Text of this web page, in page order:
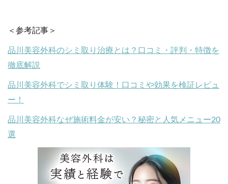
＜参考記事＞
品川美容外科のシミ取り治療とは？口コミ・評判・特徴を
徹底解説
品川美容外科でシミ取り体験！口コミや効果を検証レビュ
ー！
品川美容外科なぜ施術料金が安い？秘密と人気メニュー20
選